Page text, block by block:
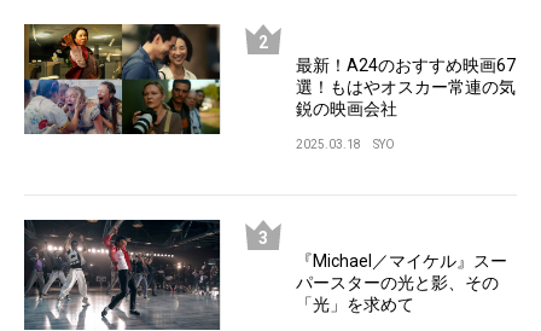
最新！A24のおすすめ映画67
選！もはやオスカー常連の気
鋭の映画会社
2025.03.18 SYO
『Michael／マイケル』スー
パースターの光と影、その
「光」を求めて